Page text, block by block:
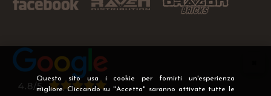
Questo sito usa i cookie per fornirti un'esperienza
migliore. Cliccando su "Accetta" saranno attivate tutte le